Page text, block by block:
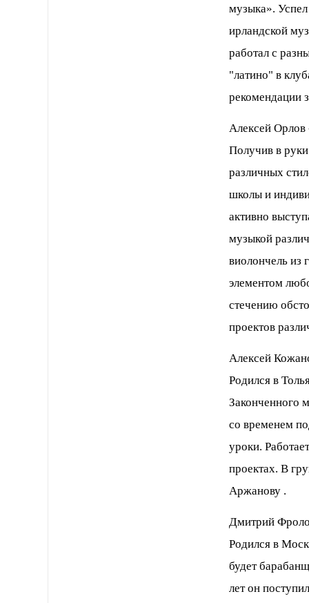
музыка».
ирландской
работал с
"латино" в
рекомендации
Aлексей Орлов
Получив в
различных
школы и
активно
музыкой
виолончель из
элементом
стечению
проектов
Aлексей
Родился в
Законченного
со временем
уроки.
проектах. В
Аржанову .
Дмитрий
Родился в
будет
лет он